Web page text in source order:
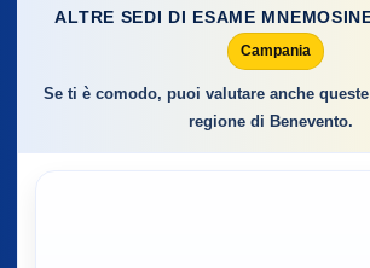
ALTRE SEDI DI ESAME
Campania
Se ti è comodo, puoi valutare anche
regione di Benevento.